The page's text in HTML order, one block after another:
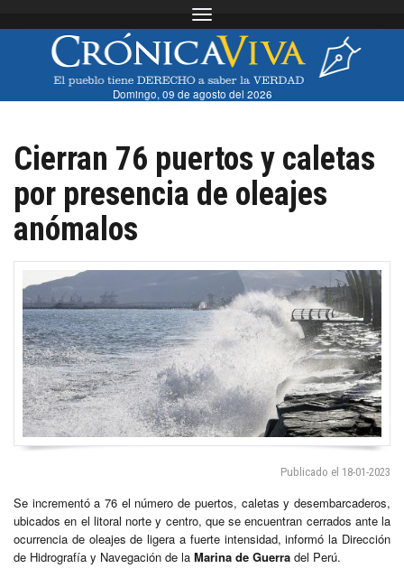
Toggle navigation
Domingo, 09 de agosto del 2026
Cierran 76 puertos y caletas
por presencia de oleajes
anómalos
Publicado el 18-01-2023
Se incrementó a 76 el número de puertos, caletas y desembarcaderos,
ubicados en el litoral norte y centro, que se encuentran cerrados ante la
ocurrencia de oleajes de ligera a fuerte intensidad, informó la Dirección
de Hidrografía y Navegación de la Marina de Guerra del Perú.